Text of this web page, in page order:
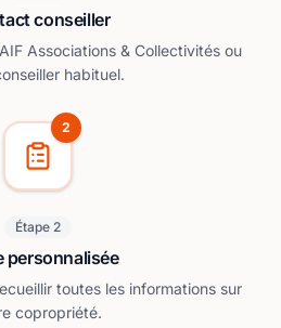
conseiller
Associations & Collectivités ou
habituel.
2
Étape 2
personnalisée
toutes les informations sur
copropriété.